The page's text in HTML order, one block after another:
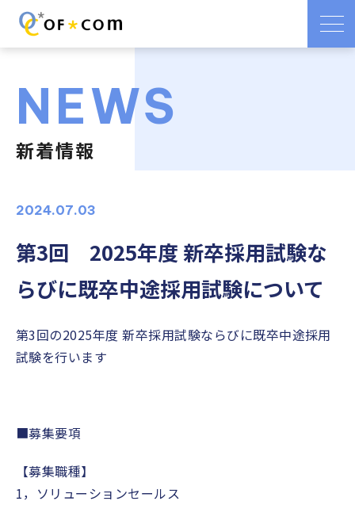
NEWS
新着情報
2024.07.03
第3回 2025年度 新卒採用試験な
らびに既卒中途採用試験について
第3回の2025年度 新卒採用試験ならびに既卒中途採用
試験を行います
■募集要項
【募集職種】
1，ソリューションセールス